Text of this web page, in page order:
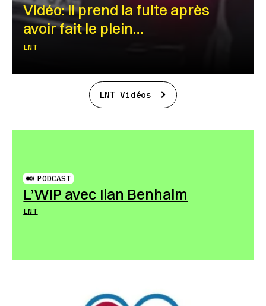
Vidéo: Il prend la fuite après
avoir fait le plein…
LNT
LNT Vidéos
PODCAST
L’WIP avec Ilan Benhaim
LNT